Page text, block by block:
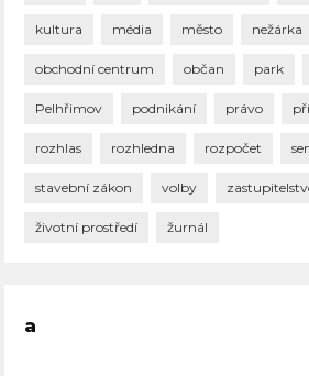
kultura média město nežárka
obchodní centrum občan park
Pelhřimov podnikání právo
rozhlas rozhledna rozpočet
stavební zákon volby
životní prostředí žurnál
a